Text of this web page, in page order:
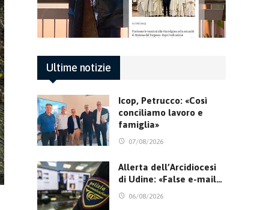
Ultime notizie
Icop, Petrucco: «Così
conciliamo lavoro e
famiglia»
07/08/2026
Allerta dell’Arcidiocesi
di Udine: «False e-mail…
06/08/2026